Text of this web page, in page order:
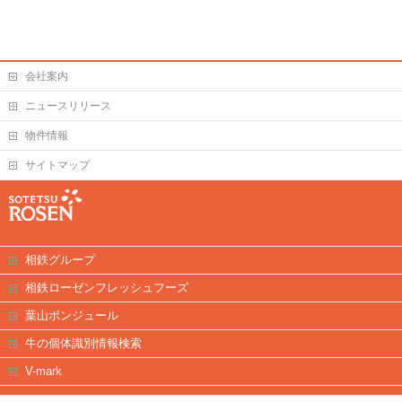
会社案内
ニュースリリース
物件情報
サイトマップ
相鉄グループ
相鉄ローゼンフレッシュフーズ
葉山ボンジュール
牛の個体識別情報検索
V-mark